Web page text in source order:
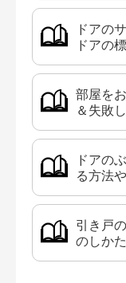
ドアの
ドアの
部屋を
＆失敗
ドアの
る方法
引き戸
のしか